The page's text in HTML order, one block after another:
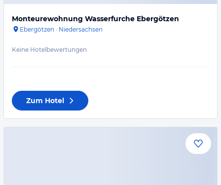
Monteurewohnung Wasserfurche Ebergötzen
Ebergötzen · Niedersachsen
Keine Hotelbewertungen
Zum Hotel